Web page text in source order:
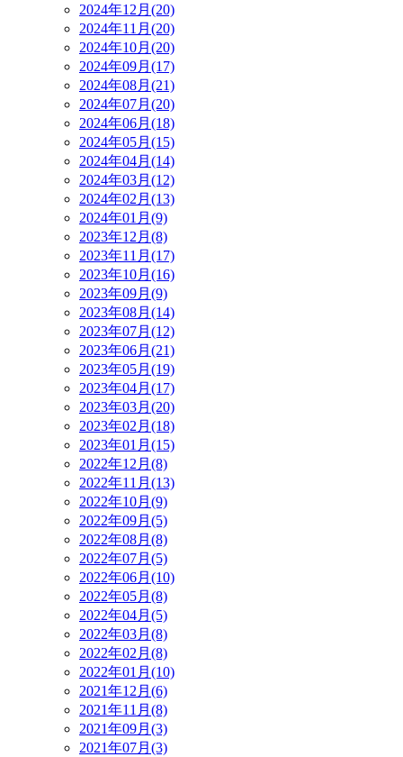
2024年12月(20)
2024年11月(20)
2024年10月(20)
2024年09月(17)
2024年08月(21)
2024年07月(20)
2024年06月(18)
2024年05月(15)
2024年04月(14)
2024年03月(12)
2024年02月(13)
2024年01月(9)
2023年12月(8)
2023年11月(17)
2023年10月(16)
2023年09月(9)
2023年08月(14)
2023年07月(12)
2023年06月(21)
2023年05月(19)
2023年04月(17)
2023年03月(20)
2023年02月(18)
2023年01月(15)
2022年12月(8)
2022年11月(13)
2022年10月(9)
2022年09月(5)
2022年08月(8)
2022年07月(5)
2022年06月(10)
2022年05月(8)
2022年04月(5)
2022年03月(8)
2022年02月(8)
2022年01月(10)
2021年12月(6)
2021年11月(8)
2021年09月(3)
2021年07月(3)